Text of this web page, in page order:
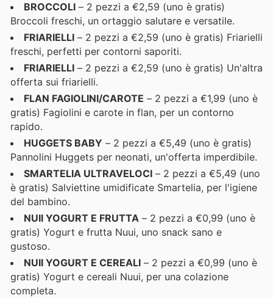
BROCCOLI – 2 pezzi a €2,59 (uno è gratis)
Broccoli freschi, un ortaggio salutare e versatile.
FRIARIELLI – 2 pezzi a €2,59 (uno è gratis) Friarielli
freschi, perfetti per contorni saporiti.
FRIARIELLI – 2 pezzi a €2,59 (uno è gratis) Un'altra
offerta sui friarielli.
FLAN FAGIOLINI/CAROTE – 2 pezzi a €1,99 (uno è
gratis) Fagiolini e carote in flan, per un contorno
rapido.
HUGGETS BABY – 2 pezzi a €5,49 (uno è gratis)
Pannolini Huggets per neonati, un'offerta imperdibile.
SMARTELIA ULTRAVELOCI – 2 pezzi a €5,49 (uno
è gratis) Salviettine umidificate Smartelia, per l'igiene
del bambino.
NUII YOGURT E FRUTTA – 2 pezzi a €0,99 (uno è
gratis) Yogurt e frutta Nuui, uno snack sano e
gustoso.
NUII YOGURT E CEREALI – 2 pezzi a €0,99 (uno è
gratis) Yogurt e cereali Nuui, per una colazione
completa.